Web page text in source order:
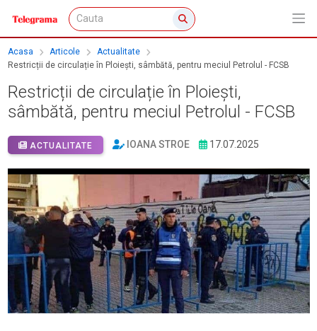
Acasa Articole
Actualitate
Restricții de circulație în Ploiești, sâmbătă, pentru meciul Petrolul - FCSB
Restricții de circulație în Ploiești,
sâmbătă, pentru meciul Petrolul - FCSB
ACTUALITATE IOANA STROE 17.07.2025